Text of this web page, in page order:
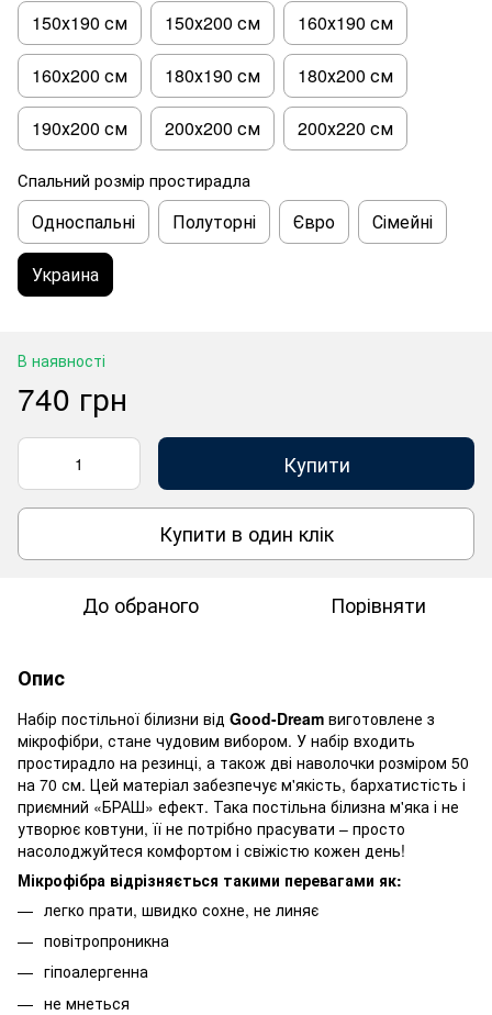
150х190 см 150х200 см 160х190 см
160х200 см 180х190 см 180х200 см
190х200 см 200х200 см 200х220 см
Спальний розмір простирадла
Односпальні Полуторні Євро Сімейні
Украина
В наявності
740 грн
Купити
Купити в один клік
До обраного Порівняти
Опис
Набір постільної білизни від Good-Dream виготовлене з
мікрофібри, стане чудовим вибором. У набір входить
простирадло на резинці, а також дві наволочки розміром 50
на 70 см. Цей матеріал забезпечує м'якість, бархатистість і
приємний «БРАШ» ефект. Така постільна білизна м'яка і не
утворює ковтуни, її не потрібно прасувати – просто
насолоджуйтеся комфортом і свіжістю кожен день!
Мікрофібра відрізняється такими перевагами як:
легко прати, швидко сохне, не линяє
повітропроникна
гіпоалергенна
не мнеться